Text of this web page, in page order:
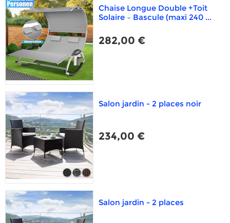
Chaise Longue Double +Toit
Solaire – Bascule (maxi 240 ...
282,00 €
Salon jardin - 2 places noir
234,00 €
Salon jardin - 2 places